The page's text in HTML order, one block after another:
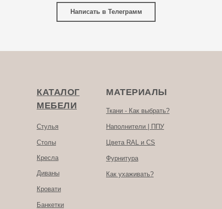
Написать в Телеграмм
Ткани - Как выбрать?
Наполнители | ППУ
Цвета RAL и CS
Фурнитура
Как ухаживать?
МАТЕРИАЛЫ
Стулья
Кресла
Столы
Диваны
Кровати
Банкетки
КАТАЛОГ
МЕБЕЛИ